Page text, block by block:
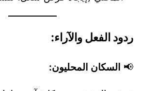
ردود الفعل والآراء:
📢 السكان المحليون: